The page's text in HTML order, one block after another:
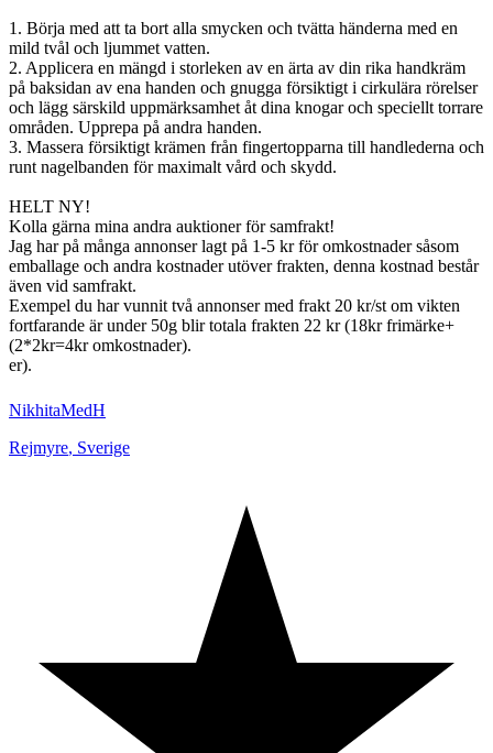
1. Börja med att ta bort alla smycken och tvätta händerna med en
mild tvål och ljummet vatten.
2. Applicera en mängd i storleken av en ärta av din rika handkräm
på baksidan av ena handen och gnugga försiktigt i cirkulära rörelser
och lägg särskild uppmärksamhet åt dina knogar och speciellt torrare
områden. Upprepa på andra handen.
3. Massera försiktigt krämen från fingertopparna till handlederna och
runt nagelbanden för maximalt vård och skydd.
HELT NY!
Kolla gärna mina andra auktioner för samfrakt!
Jag har på många annonser lagt på 1-5 kr för omkostnader såsom
emballage och andra kostnader utöver frakten, denna kostnad består
även vid samfrakt.
Exempel du har vunnit två annonser med frakt 20 kr/st om vikten
fortfarande är under 50g blir totala frakten 22 kr (18kr frimärke+
(2*2kr=4kr omkostnader).
er).
NikhitaMedH
Rejmyre, Sverige